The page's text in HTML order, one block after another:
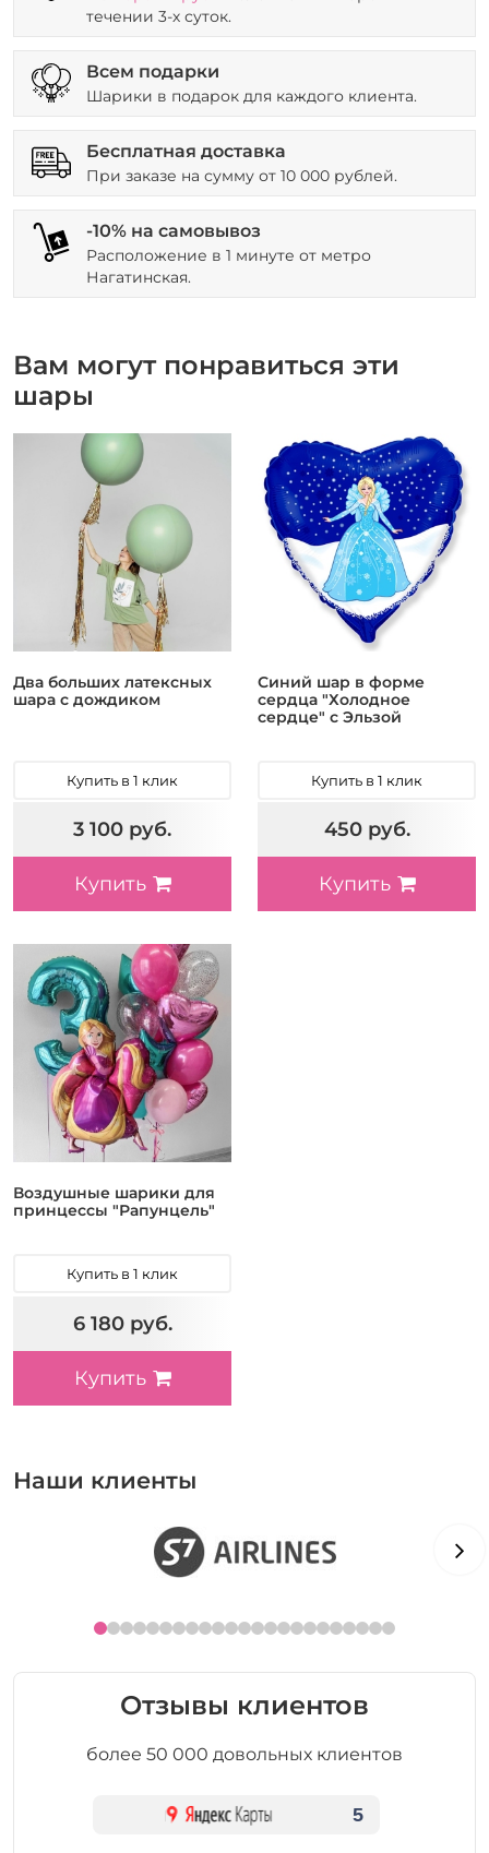
течении 3-х суток.
Всем подарки
Шарики в подарок для каждого клиента.
Бесплатная доставка
При заказе на сумму от 10 000 рублей.
-10% на самовывоз
Расположение в 1 минуте от метро
Нагатинская.
Вам могут понравиться эти
шары
Два больших латексных
шара с дождиком
Купить в 1 клик
3 100 руб.
Купить
Синий шар в форме
сердца "Холодное
сердце" с Эльзой
Купить в 1 клик
450 руб.
Купить
Воздушные шарики для
принцессы "Рапунцель"
Купить в 1 клик
6 180 руб.
Купить
Наши клиенты
Отзывы клиентов
более 50 000 довольных клиентов
5